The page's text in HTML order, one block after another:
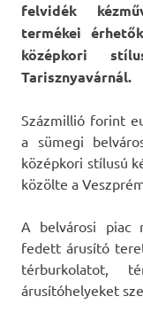
felvidék
termékei
középkori
Tarisznyavárnál.
Százmillió forint
a sümegi
középkori stílusú
közölte a
A belvárosi piac
fedett árusító
térburkolatot,
árusítóhelyeket